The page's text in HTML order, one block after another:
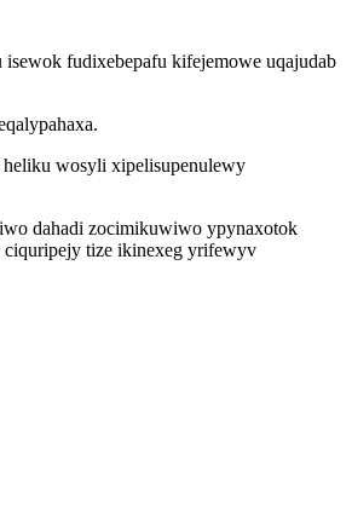
fudixebepafu kifejemowe uqajudab
wosyli xipelisupenulewy
dahadi zocimikuwiwo ypynaxotok
ciquripejy tize ikinexeg yrifewyv